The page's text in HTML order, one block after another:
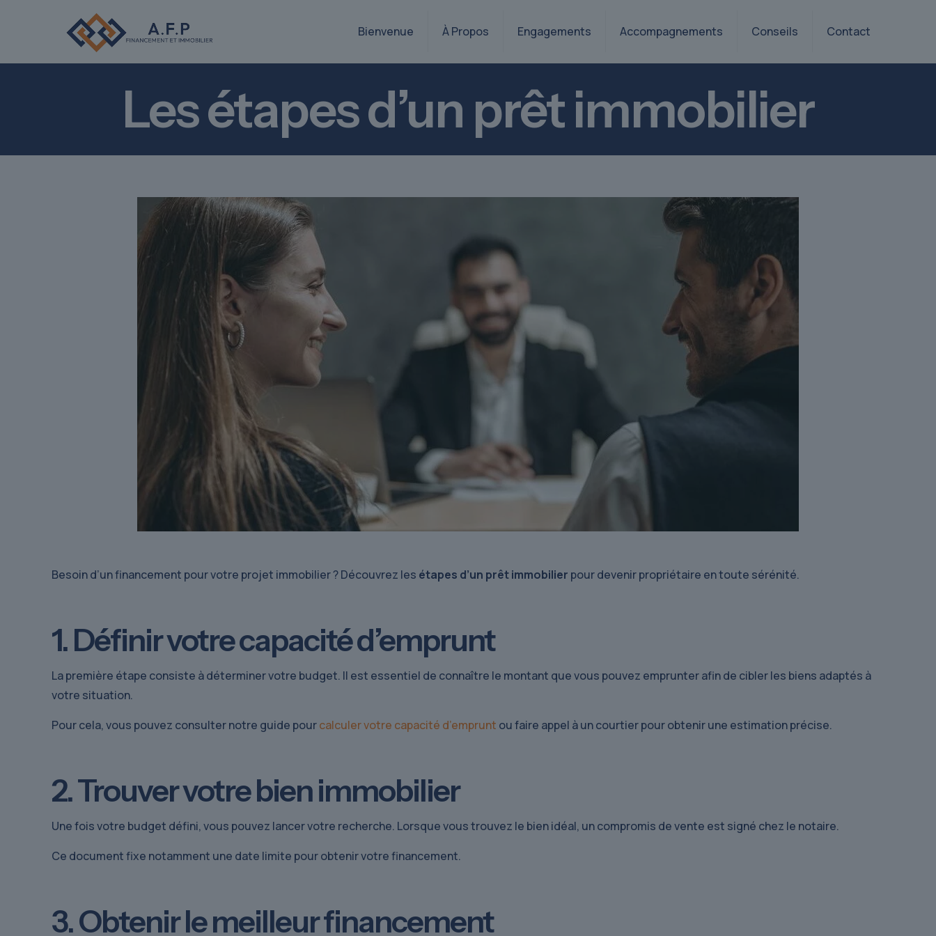
Bienvenue À Propos Engagements Accompagnements Conseils Contact
Les étapes d’un prêt immobilier
Besoin d’un financement pour votre projet immobilier ? Découvrez les étapes d’un prêt immobilier pour devenir propriétaire en toute sérénité.
1. Définir votre capacité d’emprunt
La première étape consiste à déterminer votre budget. Il est essentiel de connaître le montant que vous pouvez emprunter afin de cibler les biens adaptés à
votre situation.
Pour cela, vous pouvez consulter notre guide pourcalculer votre capacité d’emprunt ou faire appel à un courtier pour obtenir une estimation précise.
2. Trouver votre bien immobilier
Une fois votre budget défini, vous pouvez lancer votre recherche. Lorsque vous trouvez le bien idéal, un compromis de vente est signé chez le notaire.
Ce document fixe notamment une date limite pour obtenir votre financement.
3. Obtenir le meilleur financement